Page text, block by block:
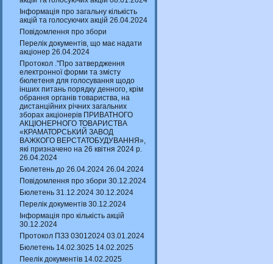
Інформація про загальну кількість
акцій та голосуючих акцій 26.04.2024
Повідомлення про збори
Перелік документів, що має надати
акціонер 26.04.2024
Протокол ."Про затвердження
електронної форми та змісту
бюлетеня для голосування щодо
інших питань порядку денного, крім
обрання органів товариства, на
дистанційних річних загальних
зборах акціонерів ПРИВАТНОГО
АКЦІОНЕРНОГО ТОВАРИСТВА
«КРАМАТОРСЬКИЙ ЗАВОД
ВАЖКОГО ВЕРСТАТОБУДУВАННЯ»,
які призначено на 26 квітня 2024 р.
26.04.2024
Бюлетень до 26.04.2024 26.04.2024
Повідомлення про збори 30.12.2024
Бюлетень 31.12.2024 30.12.2024
Перелік документів 30.12.2024
Інформація про кількість акцій
30.12.2024
Протокол ПЗЗ 03012024 03.01.2024
Бюлетень 14.02.3025 14.02.2025
Пеелік документів 14.02.2025